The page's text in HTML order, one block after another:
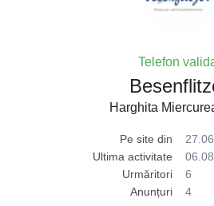
Telefon
Harghita
Pe site din
Ultima activitate
Urmăritori
6
Anunțuri
4